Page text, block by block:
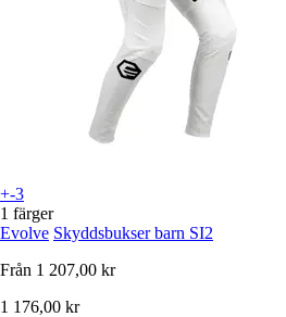
+-3
1 färger
Evolve Skyddsbukser barn SI2
Från 1 207,00 kr
1 176,00 kr